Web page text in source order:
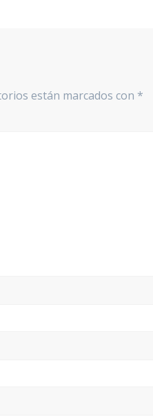
están marcados con *